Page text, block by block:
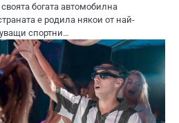
богата автомобилна
е родила някои от най-
спортни…